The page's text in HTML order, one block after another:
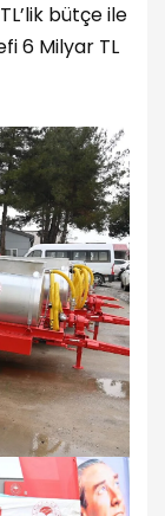
bütçe ile
6 Milyar TL